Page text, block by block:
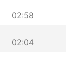
02:58
02:04